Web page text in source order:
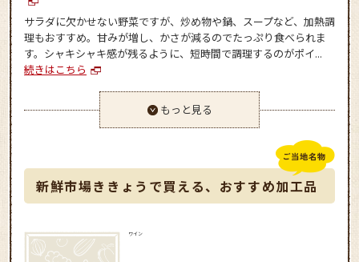
サラダに欠かせない野菜ですが、炒め物や鍋、スープなど、加熱調
理もおすすめ。甘みが増し、かさが減るのでたっぷり食べられま
す。シャキシャキ感が残るように、短時間で調理するのがポイ...
続きはこちら
もっと見る
新鮮市場ききょうで買える、おすすめ加工品
ワイン